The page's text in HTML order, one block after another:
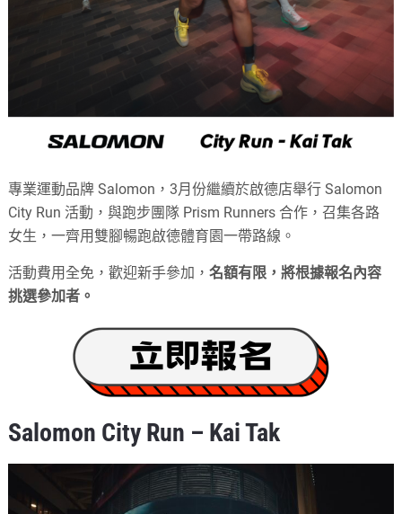
專業運動品牌 Salomon，3月份繼續於啟德店舉行 Salomon
City Run 活動，與跑步團隊 Prism Runners 合作，召集各路
女生，一齊用雙腳暢跑啟德體育園一帶路線。
活動費用全免，歡迎新手參加，名額有限，將根據報名內容
挑選參加者。
Salomon City Run – Kai Tak